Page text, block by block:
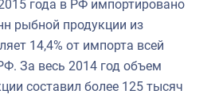
года в РФ импортировано
рыбной продукции из
14,4% от импорта всей
За весь 2014 год объем
составил более 125 тысяч